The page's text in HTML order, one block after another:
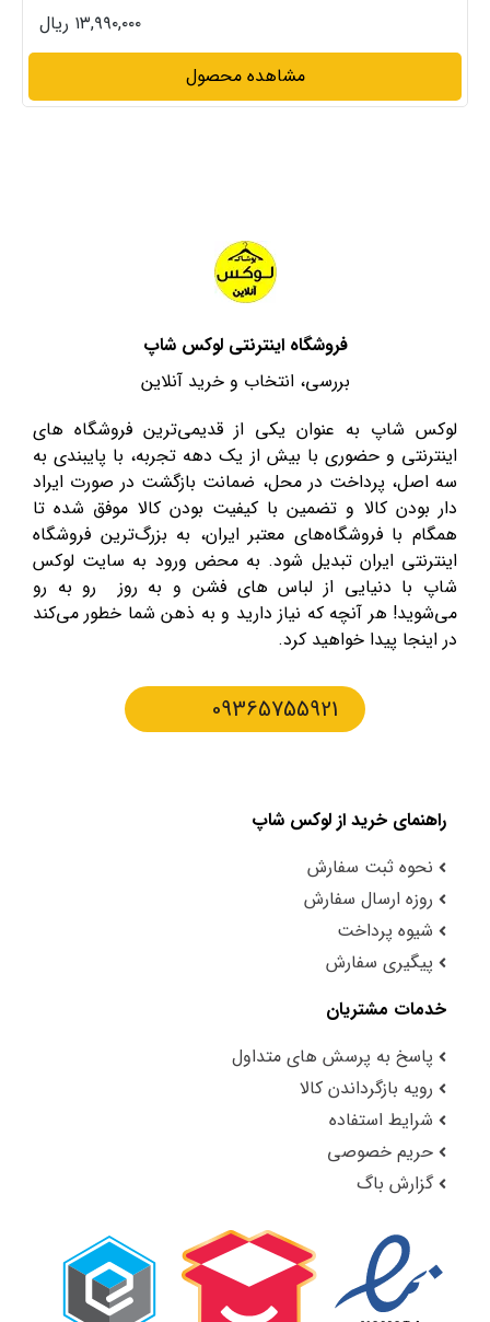
۱۳,۹۹۰,۰۰۰ ریال
مشاهده محصول
فروشگاه اینترنتی لوکس شاپ
بررسی، انتخاب و خرید آنلاین
لوکس شاپ به عنوان یکی از قدیمی‌ترین فروشگاه های
اینترنتی و حضوری با بیش از یک دهه تجربه، با پایبندی به
سه اصل، پرداخت در محل، ضمانت بازگشت در صورت ایراد
دار بودن کالا و تضمین با کیفیت بودن کالا موفق شده تا
همگام با فروشگاه‌های معتبر ایران، به بزرگ‌ترین فروشگاه
اینترنتی ایران تبدیل شود. به محض ورود به سایت لوکس
شاپ با دنیایی از لباس های فشن و به روز رو به رو
می‌شوید! هر آنچه که نیاز دارید و به ذهن شما خطور می‌کند
در اینجا پیدا خواهید کرد.
09365755921
راهنمای خرید از لوکس شاپ
نحوه ثبت سفارش
روزه ارسال سفارش
شیوه پرداخت
پیگیری سفارش
خدمات مشتریان
پاسخ به پرسش های متداول
رویه بازگرداندن کالا
شرایط استفاده
حریم خصوصی
گزارش باگ